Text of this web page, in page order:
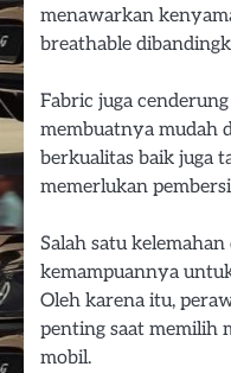
menawarkan
breathable
Fabric juga
membuatnya mudah
berkualitas baik juga
memerlukan
Salah satu
kemampuannya
Oleh karena itu,
penting saat memilih
mobil.